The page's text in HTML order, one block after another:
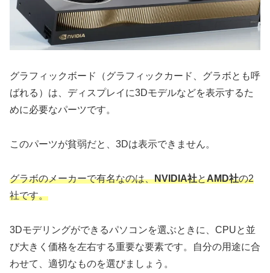
グラフィックボード（グラフィックカード、グラボとも呼
ばれる）は、ディスプレイに3Dモデルなどを表示するた
めに必要なパーツです。
このパーツが貧弱だと、3Dは表示できません。
グラボのメーカーで有名なのは、NVIDIA社とAMD社の2
社です。
3Dモデリングができるパソコンを選ぶときに、CPUと並
び大きく価格を左右する重要な要素です。自分の用途に合
わせて、適切なものを選びましょう。